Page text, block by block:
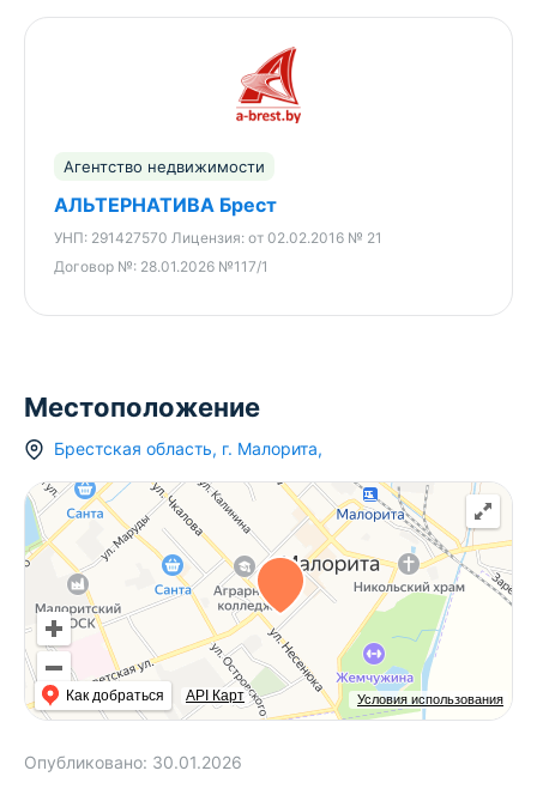
Агентство недвижимости
АЛЬТЕРНАТИВА Брест
УНП: 291427570 Лицензия: от 02.02.2016 № 21
Договор №: 28.01.2026 №117/1
Местоположение
Брестская область, г. Малорита,
Условия использования
Как добраться API Карт
Опубликовано: 30.01.2026